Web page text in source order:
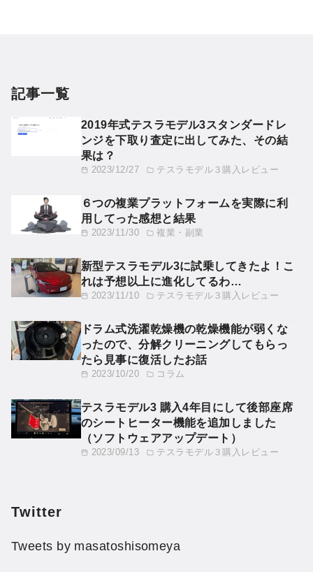
記事一覧
2023/12/27 テスラモデル３購入レビュー
2019年式テスラモデル3スタンダードレ
ンジを下取り査定に出してみた、その結
果は？
2023/11/30 複業・副業
６つの複業プラットフォームを実際に利
用してった感想と結果
2023/11/10 テスラモデル３購入レビュー
新型テスラモデル3に試乗してきたよ！こ
れは予想以上に進化してるわ…
2023/10/20 コラム
ドラム式洗濯乾燥機の乾燥機能が弱くな
ったので、分解クリーニングしてもらっ
たら見事に復活したお話
2023/09/13 テスラモデル３購入レビュー
テスラモデル3 購入4年目にして後部座席
のシートヒーター機能を追加しました
（ソフトウェアアップデート）
Twitter
Tweets by masatoshisomeya